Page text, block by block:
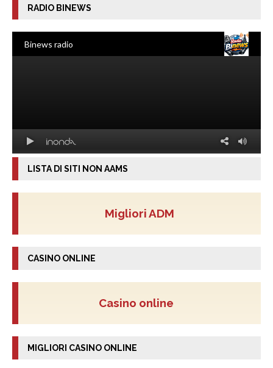
RADIO BINEWS
LISTA DI SITI NON AAMS
Migliori ADM
CASINO ONLINE
Casino online
MIGLIORI CASINO ONLINE